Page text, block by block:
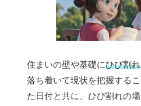
住まいの壁や基礎にひび割れ
落ち着いて現状を把握する
た日付と共に、ひび割れの